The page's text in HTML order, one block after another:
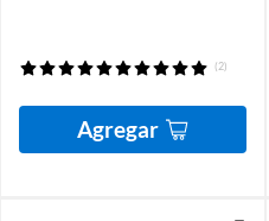
(2)
Agregar